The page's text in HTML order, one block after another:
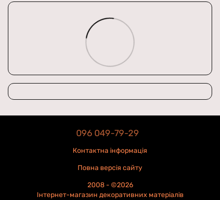
096 049-79-29
Контактна інформація
Повна версія сайту
2008 - ©2026
Інтернет-магазин декоративних матеріалів